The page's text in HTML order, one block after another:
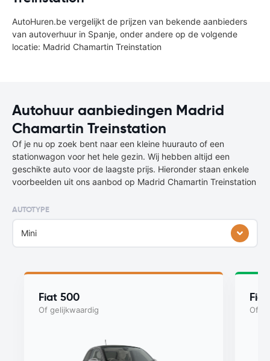
AutoHuren.be vergelijkt de prijzen van bekende aanbieders
van autoverhuur in Spanje, onder andere op de volgende
locatie: Madrid Chamartin Treinstation
Autohuur aanbiedingen Madrid
Chamartin Treinstation
Of je nu op zoek bent naar een kleine huurauto of een
stationwagon voor het hele gezin. Wij hebben altijd een
geschikte auto voor de laagste prijs. Hieronder staan enkele
voorbeelden uit ons aanbod op Madrid Chamartin Treinstation
AUTOTYPE
Mini
Fiat 500
Of gelijkwaardig Of